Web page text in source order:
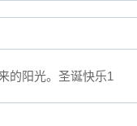
的阳光。圣诞快乐1